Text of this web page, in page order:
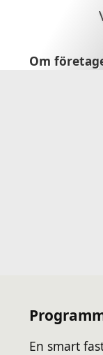
Om
En smart